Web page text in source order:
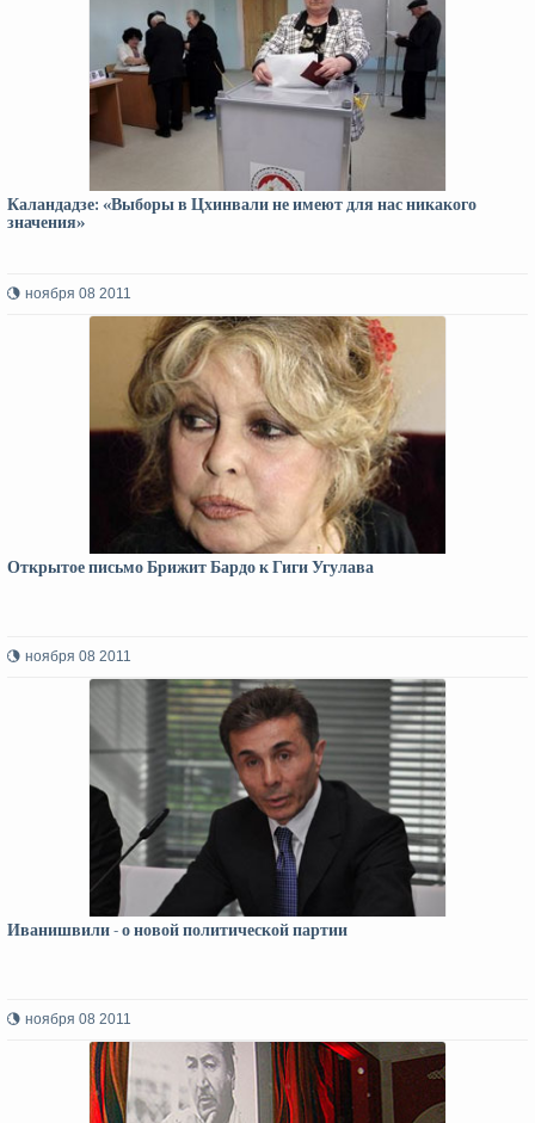
Каландадзе: «Выборы в Цхинвали не имеют для нас никакого
значения»
ноября 08 2011
Открытое письмо Брижит Бардо к Гиги Угулава
ноября 08 2011
Иванишвили - о новой политической партии
ноября 08 2011